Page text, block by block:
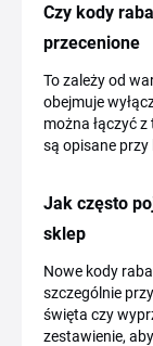
Czy kody
przecenione
To zależy od
obejmuje
można łączyć
są opisane
Jak często
sklep
Nowe kody
szczególnie
święta czy
zestawienie,